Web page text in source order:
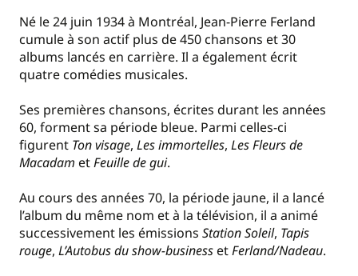
Né le 24 juin 1934 à Montréal, Jean-Pierre Ferland
cumule à son actif plus de 450 chansons et 30
albums lancés en carrière. Il a également écrit
quatre comédies musicales.
Ses premières chansons, écrites durant les années
60, forment sa période bleue. Parmi celles-ci
figurent Ton visage, Les immortelles, Les Fleurs de
Macadam etFeuille de gui.
Au cours des années 70, la période jaune, il a lancé
l’album du même nom et à la télévision, il a animé
successivement les émissions Station Soleil, Tapis
rouge, L’Autobus du show-business etFerland/Nadeau.